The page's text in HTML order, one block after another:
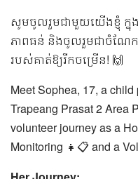
សូមចូលរួមជាមួយយើងខ្ញុំ ក្នុ
ភាពធន់ និងចូលរួមជាចំណែក
របស់គាត់ឱ្យរីកចម្រើន! 🙌
Meet Sophea, 17, a
Trapeang Prasat 2 Area
volunteer journey as a
Monitoring 👧📋 and a